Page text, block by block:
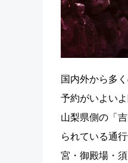
国内外から多
予約がいよい
山梨県側の「
られている通
宮・御殿場・